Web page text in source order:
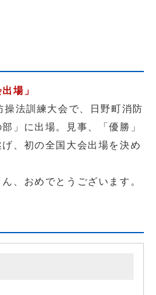
場」
法訓練大会で、日野町消防
」に出場。見事、「優勝」
、初の全国大会出場を決め
、おめでとうございます。